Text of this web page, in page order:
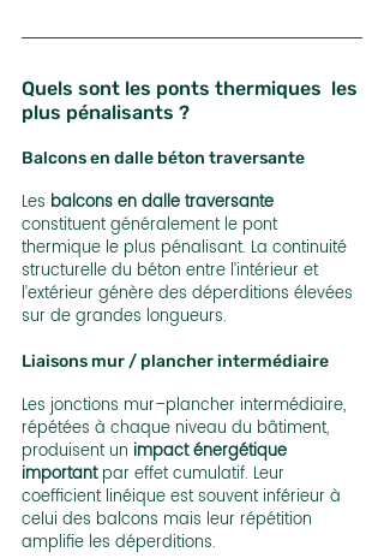
Quels sont les ponts thermiques  les
plus pénalisants ?
Balcons en dalle béton traversante
Les balcons en dalle traversante
constituent généralement le pont
thermique le plus pénalisant. La continuité
structurelle du béton entre l’intérieur et
l’extérieur génère des déperditions élevées
sur de grandes longueurs.
Liaisons mur / plancher intermédiaire
Les jonctions mur–plancher intermédiaire,
répétées à chaque niveau du bâtiment,
produisent un impact énergétique
important par effet cumulatif. Leur
coefficient linéique est souvent inférieur à
celui des balcons mais leur répétition
amplifie les déperditions.